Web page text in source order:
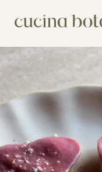
Shop
Contatti